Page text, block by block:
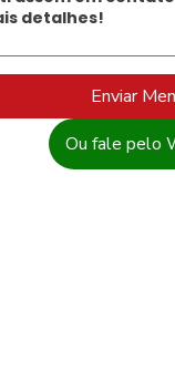
Enviar
Ou fale pelo